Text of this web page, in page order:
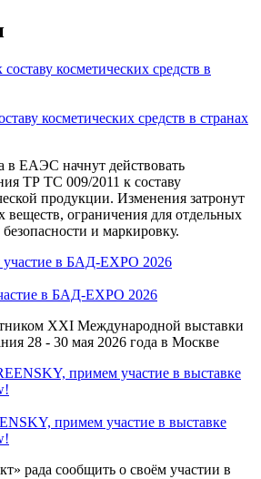
косметических средств в странах
в ЕАЭС начнут действовать
ТР ТС 009/2011 к составу
продукции. Изменения затронут
веществ, ограничения для отдельных
и маркировку.
в БАД-EXPO 2026
XXI Международной выставки
28 - 30 мая 2026 года в Москве
примем участие в выставке
рада сообщить о своём участии в